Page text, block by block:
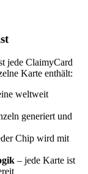
jede ClaimyCard
Karte enthält:
weltweit
generiert und
Chip wird mit
– jede Karte ist